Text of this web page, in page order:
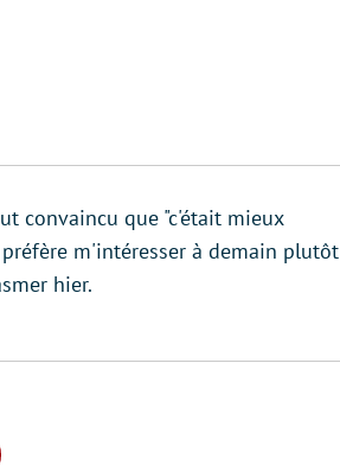
convaincu que "c'était mieux
m'intéresser à demain plutôt
hier.